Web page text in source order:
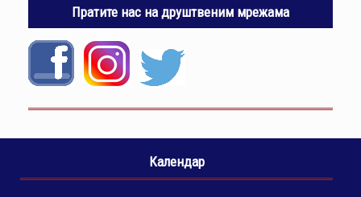
Пратите нас на друштвеним мрежама
Календар